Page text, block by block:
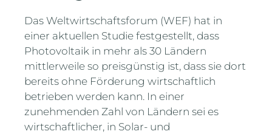
Das Weltwirtschaftsforum (WEF) hat in
einer aktuellen Studie festgestellt, dass
Photovoltaik in mehr als 30 Ländern
mittlerweile so preisgünstig ist, dass sie dort
bereits ohne Förderung wirtschaftlich
betrieben werden kann. In einer
zunehmenden Zahl von Ländern sei es
wirtschaftlicher, in Solar- und